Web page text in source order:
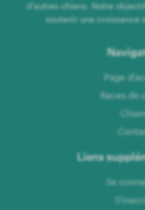
d'autres chiens. Notre
soutenir une croissance
Page
Races de
Liens
Se